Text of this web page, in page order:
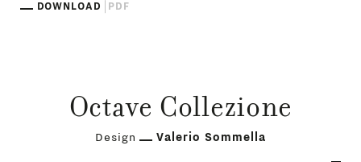
DOWNLOAD
PDF
Octave Collezione
Design Valerio Sommella